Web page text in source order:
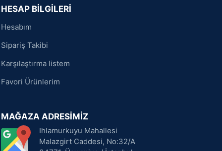
HESAP BİLGİLERİ
Hesabım
Sipariş Takibi
Karşılaştırma listem
Favori Ürünlerim
MAĞAZA ADRESİMİZ
Ihlamurkuyu Mahallesi
Malazgirt Caddesi, No:32/A